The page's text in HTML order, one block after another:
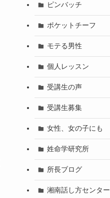
ピンバッチ
ポケットチーフ
モテる男性
個人レッスン
受講生の声
受講生募集
女性、女の子にも
姓命学研究所
所長ブログ
湘南話し方センター